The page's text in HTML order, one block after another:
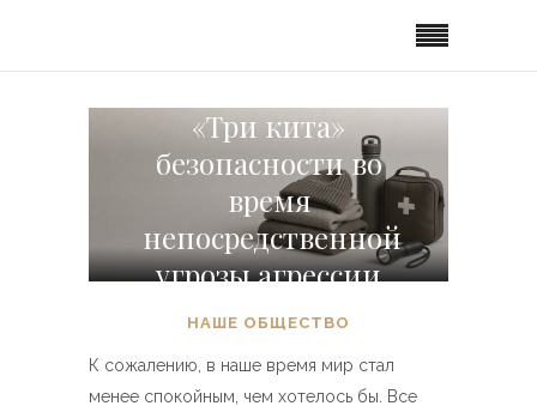
«Три кита»
безопасности во
время
непосредственной
угрозы агрессии
НАШЕ ОБЩЕСТВО
К сожалению, в наше время мир стал
менее спокойным, чем хотелось бы. Все